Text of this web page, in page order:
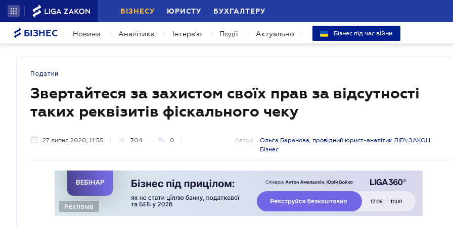
БІЗНЕСУ ЮРИСТУ БУХГАЛТЕРУ
БІЗНЕС Новини Аналітика Інтерв'ю Події Актуально Бізнес під час війни
Податки
Звертайтеся за захистом своїх прав за відсутності
таких реквізитів фіскального чеку
27 липня 2020, 11:55 704 0 Автор:
Ольга Баранова, провідний юрист-аналітик ЛІГА:ЗАКОН
Бізнес
Реклама